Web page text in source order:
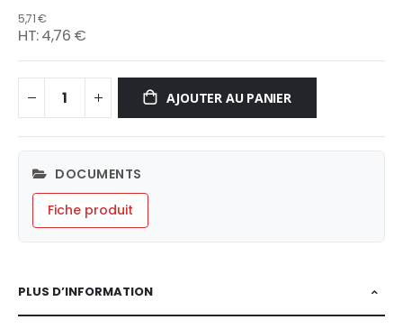
5,71 €
4,76 €
AJOUTER AU PANIER
DOCUMENTS
Fiche produit
PLUS D’INFORMATION